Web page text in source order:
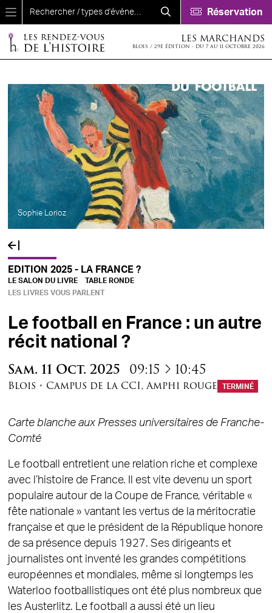
Aller au contenu principal
Réservation
LES MARCHANDS
BLOIS / 29E ÉDITION - DU 7 AU 11 OCTOBRE 2026
Sophie Lorioz
EDITION 2025 - LA FRANCE ?
LE SALON DU LIVRE
TABLE RONDE
LES LIVRES VOUS PARLENT
Le football en France : un autre
récit national ?
Sam. 11 Oct. 2025 09:15 à10:45
Blois • Campus de la CCI, Amphi rouge TERMINÉ
Carte blanche aux Presses universitaires de Franche-
Comté
Le football entretient une relation riche et complexe
avec l’histoire de France. Il est vite devenu un sport
populaire autour de la Coupe de France, véritable «
fête nationale » vantant les vertus de la méritocratie
française et que le président de la République honore
de sa présence depuis 1927. Ses dirigeants et
journalistes ont inventé les grandes compétitions
européennes et mondiales, même si longtemps les
Waterloo footballistiques ont été plus nombreux que
les Austerlitz. Le football a aussi été un lieu